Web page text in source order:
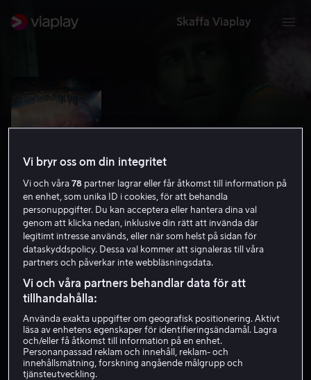
Skaffa Viaplay
Something in the Dirt
Thriller 1 h 50 min
HD
Hyr 49 kr
Köp 129 kr
Vi bryr oss om din integritet
Vi och våra78 partner lagrar eller får åtkomst till information på
en enhet, som unika ID i cookies, för att behandla
personuppgifter. Du kan acceptera eller hantera dina val
genom att klicka nedan, inklusive din rätt att invända där
legitimt intresse används, eller när som helst på sidan för
dataskyddspolicy. Dessa val kommer att signaleras till våra
partners och påverkar inte webbläsningsdata.
Vi och våra partners behandlar data för att
tillhandahålla:
Använda exakta uppgifter om geografisk positionering. Aktivt
läsa av enhetens egenskaper för identifieringsändamål. Lagra
och/eller få åtkomst till information på en enhet.
Personanpassad reklam och innehåll, reklam- och
innehållsmätning, forskning angående målgrupp och
tjänsteutveckling.